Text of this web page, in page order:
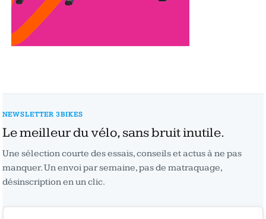
NEWSLETTER 3BIKES
Le meilleur du vélo, sans bruit inutile.
Une sélection courte des essais, conseils et actus à ne pas
manquer. Un envoi par semaine, pas de matraquage,
désinscription en un clic.